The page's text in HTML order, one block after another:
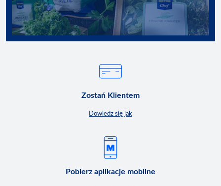
Zostań Klientem
Dowiedz się jak
Pobierz aplikacje mobilne